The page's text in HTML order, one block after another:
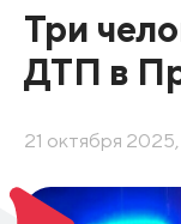
Три
ДТП в
21 октября